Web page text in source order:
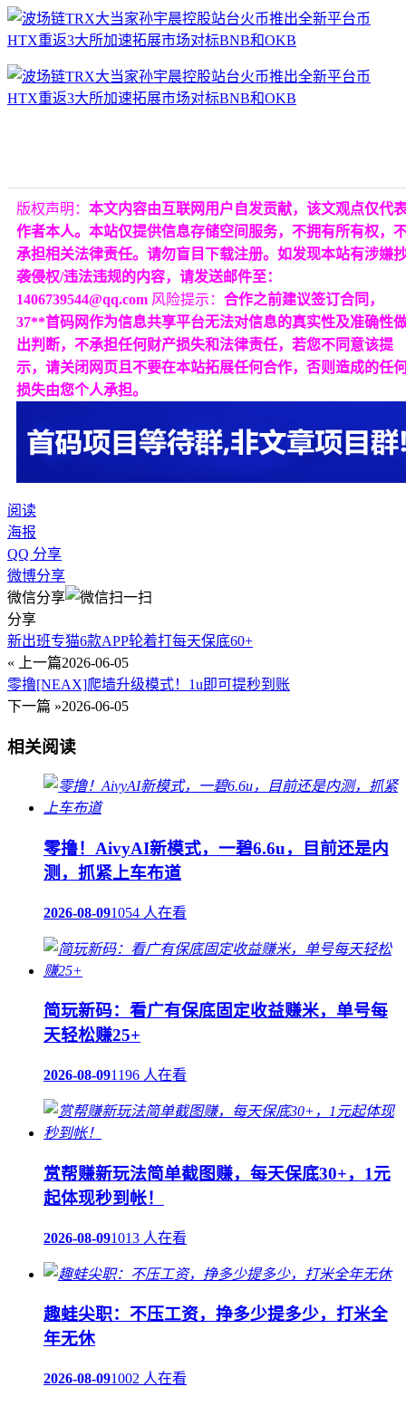
版权声明： 本文内容由互联网用户自发贡献，该文观点仅代
作者本人。本站仅提供信息存储空间服务，不拥有所有权，
承担相关法律责任。请勿盲目下载注册。如发现本站有涉嫌
袭侵权/违法违规的内容，请发送邮件至：
1406739544@qq.com 风险提示： 合作之前建议签订合同，
37**首码网作为信息共享平台无法对信息的真实性及准确性
出判断，不承担任何财产损失和法律责任，若您不同意该提
示，请关闭网页且不要在本站拓展任何合作，否则造成的任
损失由您个人承担。
阅读
海报
QQ 分享
微博分享
微信分享
分享
新出班专猫6款APP轮着打每天保底60+
« 上一篇2026-06-05
零撸[NEAX]爬墙升级模式！1u即可提秒到账
下一篇 »2026-06-05
相关阅读
零撸！AivyAI新模式，一碧6.6u，目前还是内
测，抓紧上车布道
2026-08-091054 人在看
简玩新码：看广有保底固定收益赚米，单号每
天轻松赚25+
2026-08-091196 人在看
赏帮赚新玩法简单截图赚，每天保底30+，1元
起体现秒到帐！
2026-08-091013 人在看
趣蛙尖职：不压工资，挣多少提多少，打米全
年无休
2026-08-091002 人在看